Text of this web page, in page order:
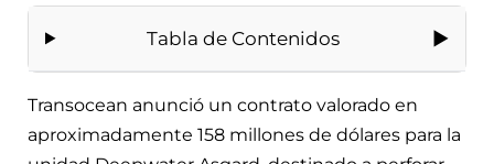
Tabla de Contenidos
Transocean anunció un contrato valorado en
aproximadamente 158 millones de dólares para la